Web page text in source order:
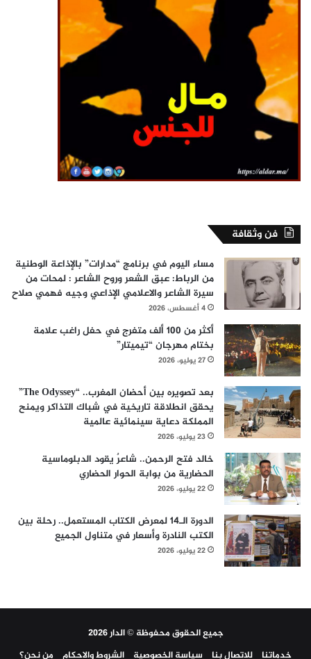
فن وثقافة
مساء اليوم في برنامج “مدارات” بالإذاعة الوطنية
من الرباط: عبق الشعر وروح الشاعر : لمحات من
سيرة الشاعر والاعلامي الإذاعي وجيه فهمي صلاح
4 أغسطس، 2026
أكثر من 100 ألف متفرج في حفل راغب علامة
بختام مهرجان “تيميتار”
27 يوليو، 2026
بعد تصويره بين أحضان المغرب.. “The Odyssey”
يحقق انطلاقة تاريخية في شباك التذاكر ويمنح
المملكة دعاية سينمائية عالمية
23 يوليو، 2026
خالد فتح الرحمن.. شاعرٌ يقود الدبلوماسية
الحضارية من بوابة الحوار الحضاري
22 يوليو، 2026
الدورة الـ14 لمعرض الكتاب المستعمل.. رحلة بين
الكتب النادرة وأسعار في متناول الجميع
22 يوليو، 2026
جميع الحقوق محفوظة © الدار 2026
خدماتنا
للاتصال بنا سياسة الخصوصية الشروط والاحكام من نحن؟